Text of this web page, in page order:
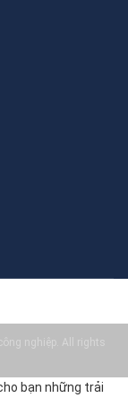
nghiệp. All rights
bạn những trải